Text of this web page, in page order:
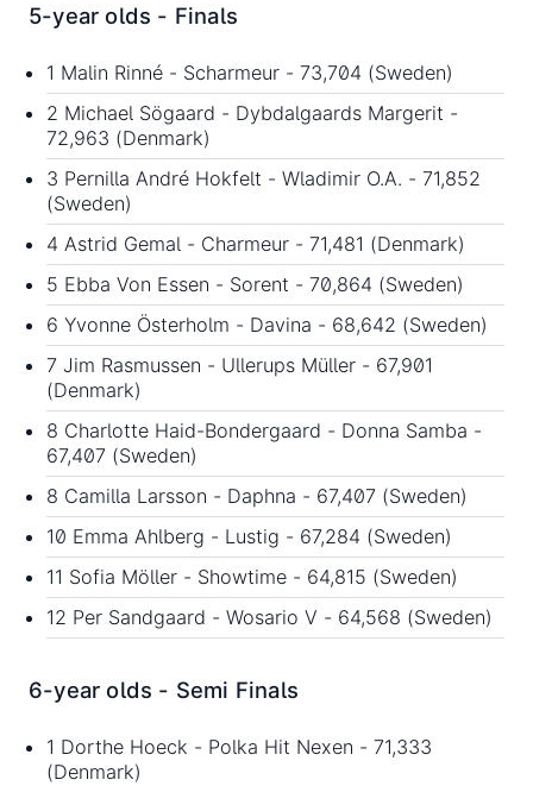
5-year olds - Finals
1 Malin Rinné - Scharmeur - 73,704 (Sweden)
2 Michael Sögaard - Dybdalgaards Margerit -
72,963 (Denmark)
3 Pernilla André Hokfelt - Wladimir O.A. - 71,852
(Sweden)
4 Astrid Gemal - Charmeur - 71,481 (Denmark)
5 Ebba Von Essen - Sorent - 70,864 (Sweden)
6 Yvonne Österholm - Davina - 68,642 (Sweden)
7 Jim Rasmussen - Ullerups Müller - 67,901
(Denmark)
8 Charlotte Haid-Bondergaard - Donna Samba -
67,407 (Sweden)
8 Camilla Larsson - Daphna - 67,407 (Sweden)
10 Emma Ahlberg - Lustig - 67,284 (Sweden)
11 Sofia Möller - Showtime - 64,815 (Sweden)
12 Per Sandgaard - Wosario V - 64,568 (Sweden)
6-year olds - Semi Finals
1 Dorthe Hoeck - Polka Hit Nexen - 71,333
(Denmark)